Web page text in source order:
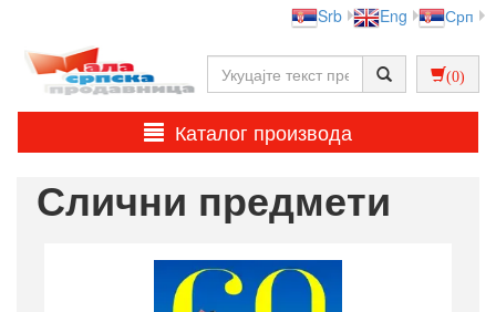
Srb Eng Срп
(0)
Каталог производа
Слични предмети